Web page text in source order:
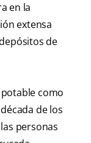
en la
extensa
de
como
de los
personas